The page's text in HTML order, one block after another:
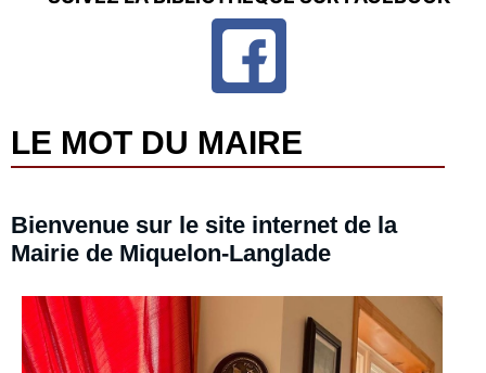
LE MOT DU MAIRE
Bienvenue sur le site internet de la
Mairie de Miquelon-Langlade